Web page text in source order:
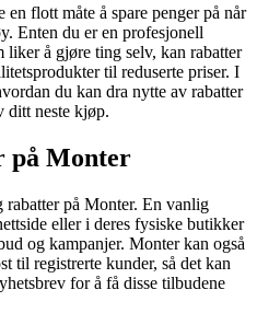
flott måte å spare penger på når
Enten du er en profesjonell
liker å gjøre ting selv, kan rabatter
til reduserte priser. I
du kan dra nytte av rabatter
ditt neste kjøp.
på Monter
rabatter på Monter. En vanlig
eller i deres fysiske butikker
og kampanjer. Monter kan også
til registrerte kunder, så det kan
for å få disse tilbudene